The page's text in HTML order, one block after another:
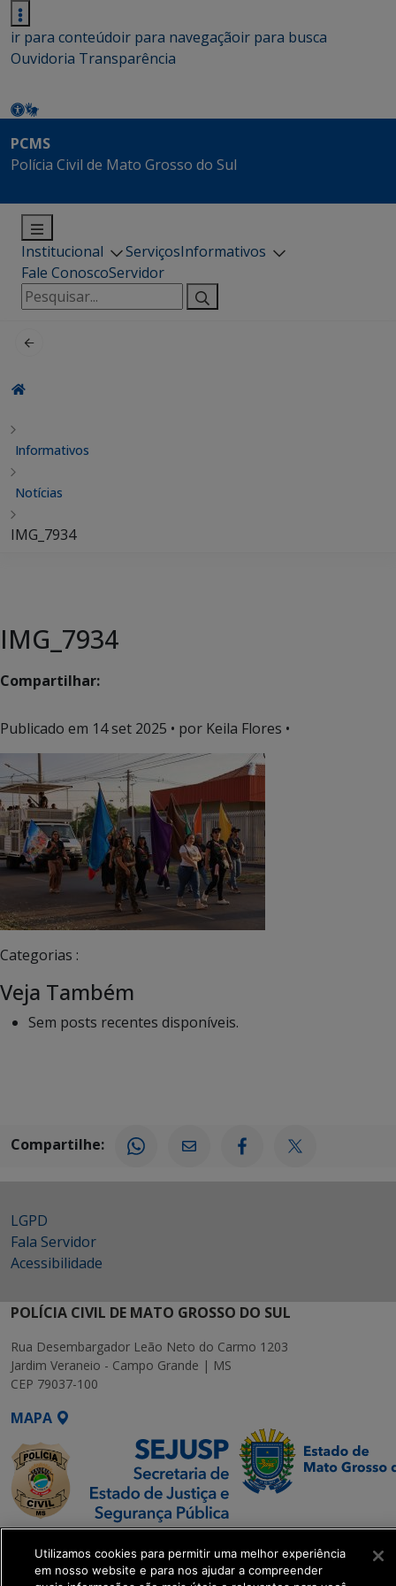
ir para conteúdoir para navegaçãoir para busca
Ouvidoria Transparência
PCMS
Polícia Civil de Mato Grosso do Sul
Institucional ServiçosInformativos
Fale ConoscoServidor
Pesquisar
por:
Informativos
Notícias
IMG_7934
IMG_7934
Compartilhar:
Publicado em 14 set 2025 • por Keila Flores •
Categorias :
Veja Também
Sem posts recentes disponíveis.
Compartilhe:
LGPD
Fala Servidor
Acessibilidade
POLÍCIA CIVIL DE MATO GROSSO DO SUL
Rua Desembargador Leão Neto do Carmo 1203
Jardim Veraneio - Campo Grande | MS
CEP 79037-100
MAPA
SETDIG | Secretaria-
Executiva de
Utilizamos cookies para permitir uma melhor experiência
em nosso website e para nos ajudar a compreender